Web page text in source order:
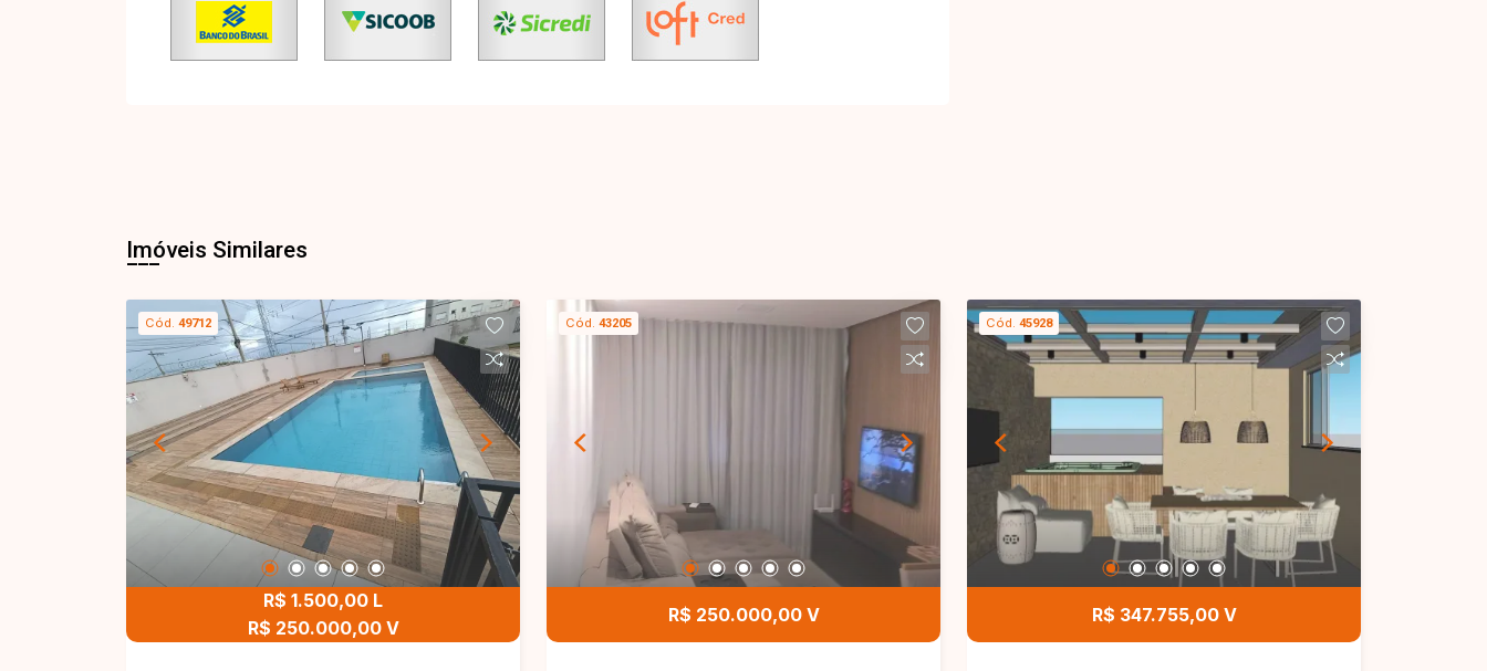
Imóveis Similares
Cód. 49712
R$ 1.500,00 L
R$ 250.000,00 V
Cód. 43205
R$ 250.000,00 V
Cód. 45928
R$ 347.755,00 V